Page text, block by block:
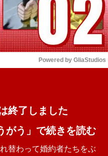
Powered by GliaStudios
終了しました
がう」で続きを読む
替わって婚約者たちをぶ